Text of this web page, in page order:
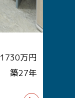
1730万円
築27年